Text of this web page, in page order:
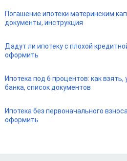
Погашение ипотеки материнским
документы, инструкция
Дадут ли ипотеку с плохой
оформить
Ипотека под 6 процентов: как взять,
банка, список документов
Ипотека без первоначального
оформить